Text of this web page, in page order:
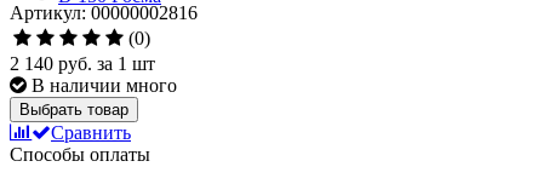
Артикул: 00000002816
(0)
2 140 руб. за 1 шт
В наличии много
Выбрать товар
Сравнить
Способы оплаты